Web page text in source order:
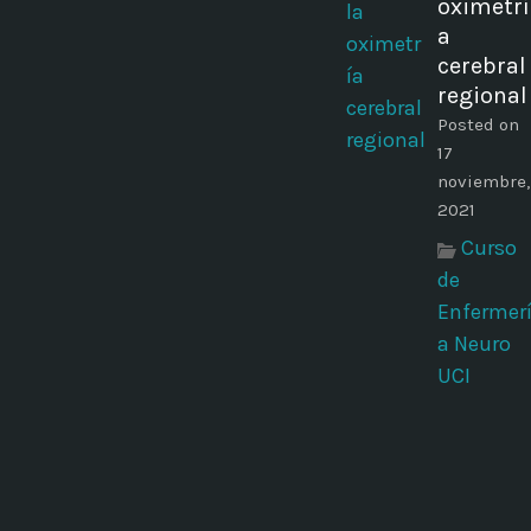
oximetrí
a
cerebral
regional
Posted on
17
noviembre,
2021
Curso
de
Enfermerí
a Neuro
UCI